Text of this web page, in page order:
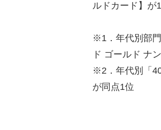
ルドカード】が
※1．年代別部
ド ゴールド ナ
※2．年代別「
が同点1位